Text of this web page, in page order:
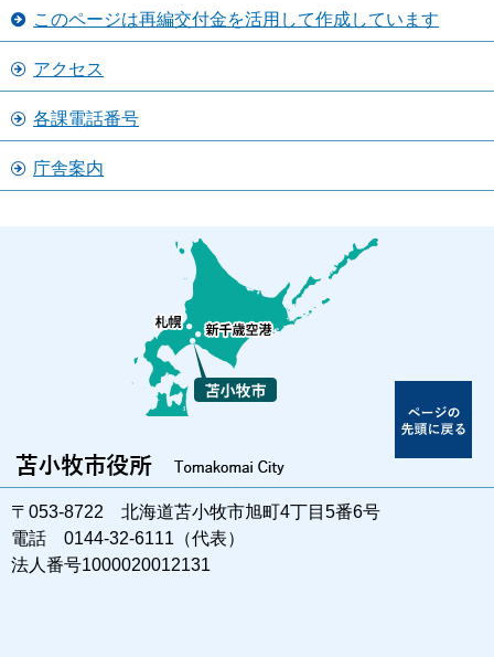
このページは再編交付金を活用して作成しています
アクセス
各課電話番号
庁舎案内
〒053-8722 北海道苫小牧市旭町4丁目5番6号
電話 0144-32-6111（代表）
法人番号1000020012131